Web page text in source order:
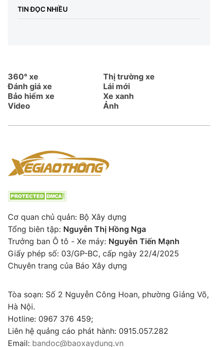
TIN ĐỌC NHIỀU
360° xe
Thị trường xe
Đánh giá xe
Lái mới
Bảo hiểm xe
Xe xanh
Video
Ảnh
Cơ quan chủ quản: Bộ Xây dựng
Tổng biên tập: Nguyễn Thị Hồng Nga
Trưởng ban Ô tô - Xe máy: Nguyễn Tiến Mạnh
Giấy phép số: 03/GP-BC, cấp ngày 22/4/2025
Chuyên trang của Báo Xây dựng
Tòa soạn: Số 2 Nguyễn Công Hoan, phường Giảng Võ,
Hà Nội.
Hotline: 0967 376 459;
Liên hệ quảng cáo phát hành: 0915.057.282
Email: bandoc@baoxaydung.vn